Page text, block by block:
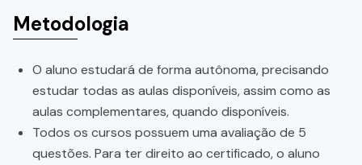
Metodologia
O aluno estudará de forma autônoma, precisando
estudar todas as aulas disponíveis, assim como as
aulas complementares, quando disponíveis.
Todos os cursos possuem uma avaliação de 5
questões. Para ter direito ao certificado, o aluno